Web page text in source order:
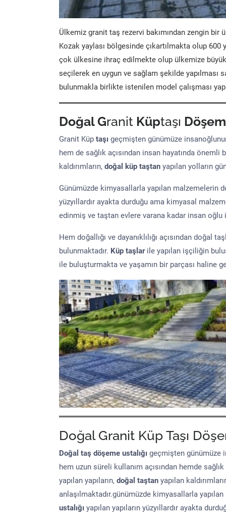
Ülkemiz granit taş rezervi bakımından zengin bir
Kozak yaylası bölgesinde çıkartılmakta olup
çok ülkesine ihraç edilmekte olup ülkemize
seçilerek en uygun ve sağlam şekilde yapılması
bulunmakla birlikte istenilen model çalışması
Doğal Granit Küptaşı
Granit Küp taşı geçmişten günümüze
hem de sağlık açısından insan hayatında
kaldırımların, doğal küp taştan yapılan yolların
Günümüzde kimyasallarla yapılan malzemelerin
yüzyıllardır ayakta durduğu ama kimyasal
edinmiş ve taştan evlere varana kadar insan oğlu
Hem doğallığı ve dayanıklılığı açısından
bulunmaktadır. Küp taşlarile yapılan işçiliğin
ile buluşturmakta ve yaşamın bir parçası haline
Doğal Granit Küp Taşı
Doğal taş döşeme ustalığı geçmişten günümüze
hem uzun süreli kullanım açısından hemde
yapılan yapıların, doğal taştan yapılan
anlaşılmaktadır.günümüzde kimyasallarla
ustalığı yapılan yapıların yüzyıllardır ayakta